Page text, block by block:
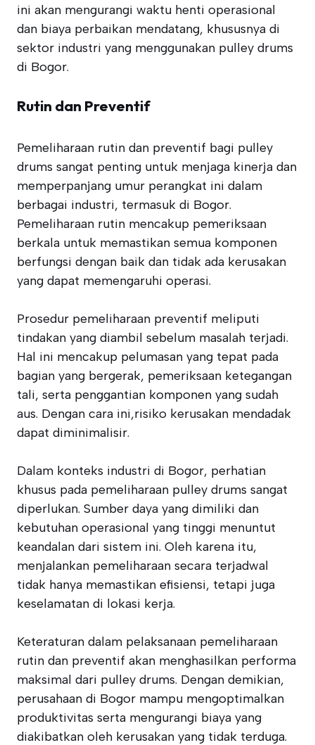
ini akan mengurangi waktu henti operasional
dan biaya perbaikan mendatang, khususnya di
sektor industri yang menggunakan pulley drums
di Bogor.
Rutin dan Preventif
Pemeliharaan rutin dan preventif bagi pulley
drums sangat penting untuk menjaga kinerja dan
memperpanjang umur perangkat ini dalam
berbagai industri, termasuk di Bogor.
Pemeliharaan rutin mencakup pemeriksaan
berkala untuk memastikan semua komponen
berfungsi dengan baik dan tidak ada kerusakan
yang dapat memengaruhi operasi.
Prosedur pemeliharaan preventif meliputi
tindakan yang diambil sebelum masalah terjadi.
Hal ini mencakup pelumasan yang tepat pada
bagian yang bergerak, pemeriksaan ketegangan
tali, serta penggantian komponen yang sudah
aus. Dengan cara ini,risiko kerusakan mendadak
dapat diminimalisir.
Dalam konteks industri di Bogor, perhatian
khusus pada pemeliharaan pulley drums sangat
diperlukan. Sumber daya yang dimiliki dan
kebutuhan operasional yang tinggi menuntut
keandalan dari sistem ini. Oleh karena itu,
menjalankan pemeliharaan secara terjadwal
tidak hanya memastikan efisiensi, tetapi juga
keselamatan di lokasi kerja.
Keteraturan dalam pelaksanaan pemeliharaan
rutin dan preventif akan menghasilkan performa
maksimal dari pulley drums. Dengan demikian,
perusahaan di Bogor mampu mengoptimalkan
produktivitas serta mengurangi biaya yang
diakibatkan oleh kerusakan yang tidak terduga.